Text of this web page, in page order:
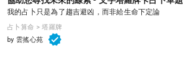
我的占卜只是為了趨吉避凶，而非給生命下定論
占卜算命 > 塔羅牌
by 雲搖心苑